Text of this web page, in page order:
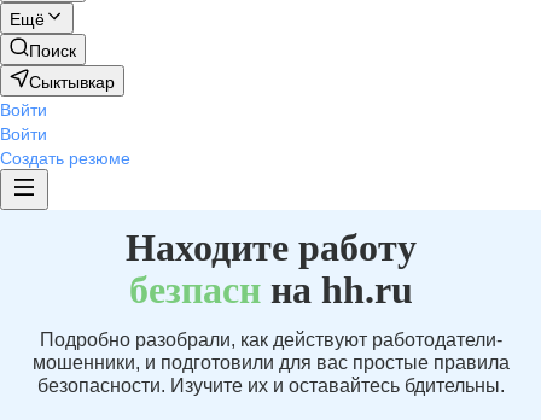
Ещё
Поиск
Сыктывкар
Войти
Войти
Создать резюме
Находите работу
безпаснна hh.ru
Подробно разобрали, как действуют работодатели-
мошенники, и подготовили для вас простые правила
безопасности. Изучите их и оставайтесь бдительны.